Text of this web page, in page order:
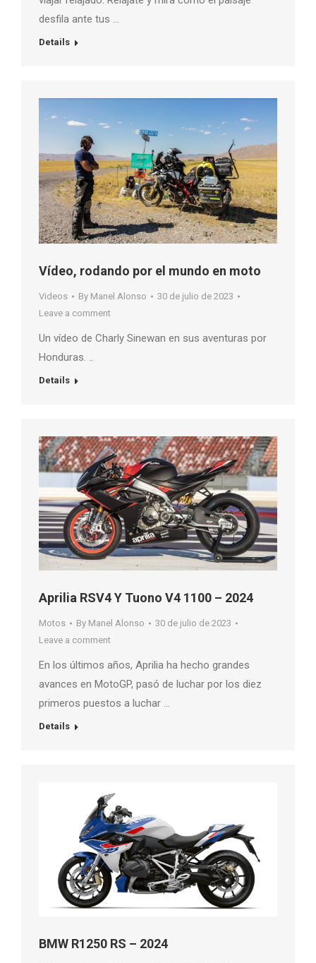
desfila ante tus …
Details
Vídeo, rodando por el mundo en moto
Videos By Manel Alonso
30 de julio de 2023
Leave a comment
Un vídeo de Charly Sinewan en sus aventuras por
Honduras. ..
Details
Aprilia RSV4 Y Tuono V4 1100 – 2024
Motos By Manel Alonso
30 de julio de 2023
Leave a comment
En los últimos años, Aprilia ha hecho grandes
avances en MotoGP, pasó de luchar por los diez
primeros puestos a luchar …
Details
BMW R1250 RS – 2024